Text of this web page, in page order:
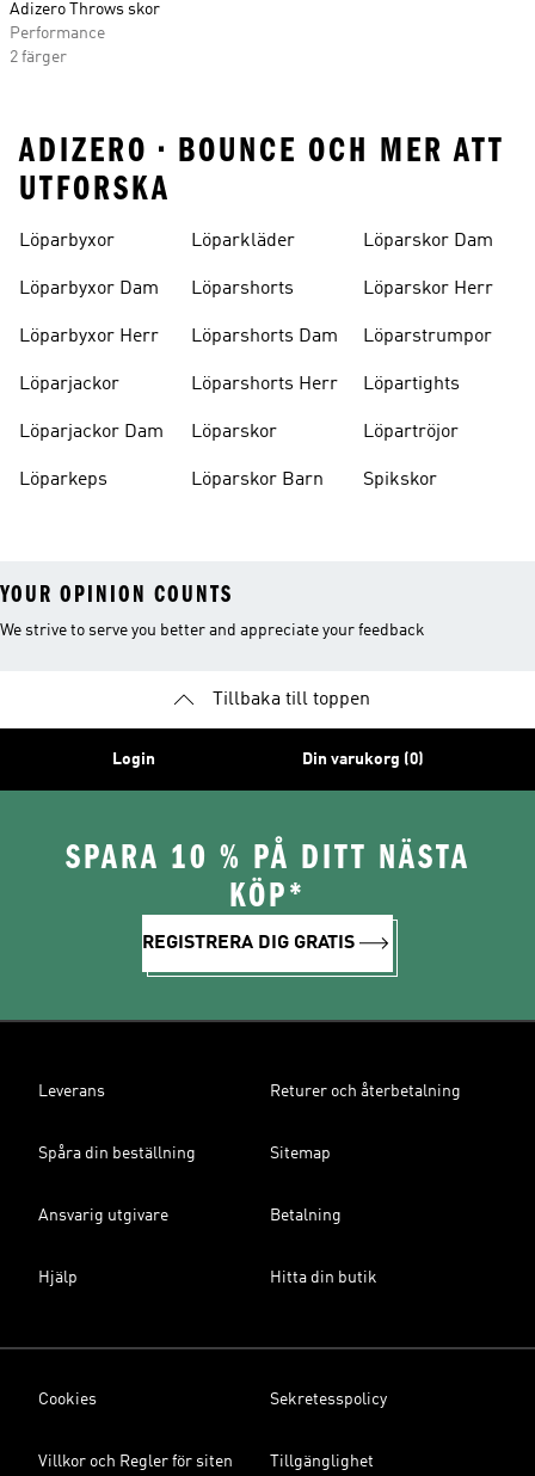
Adizero Throws skor
Performance
2 färger
ADIZERO • BOUNCE OCH MER ATT
UTFORSKA
Löparbyxor
Löparbyxor Dam
Löparbyxor Herr
Löparjackor
Löparjackor Dam
Löparkeps
Löparkläder
Löparshorts
Löparshorts Dam
Löparshorts Herr
Löparskor
Löparskor Barn
Löparskor Dam
Löparskor Herr
Löparstrumpor
Löpartights
Löpartröjor
Spikskor
YOUR OPINION COUNTS
We strive to serve you better and appreciate your feedback
Tillbaka till toppen
Login Din varukorg (0)
SPARA 10 % PÅ DITT NÄSTA
KÖP*
REGISTRERA DIG GRATIS
Leverans Returer och återbetalning
Spåra din beställning Sitemap
Ansvarig utgivare Betalning
Hjälp Hitta din butik
Cookies Sekretesspolicy
Villkor och Regler för siten Tillgänglighet